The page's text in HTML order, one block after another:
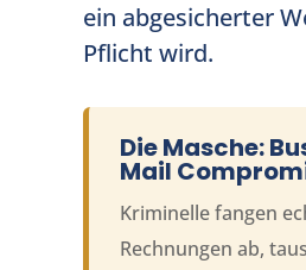
ein abgesicherter
Pflicht wird.
Die Masche:
Mail
Kriminelle fangen
Rechnungen ab,